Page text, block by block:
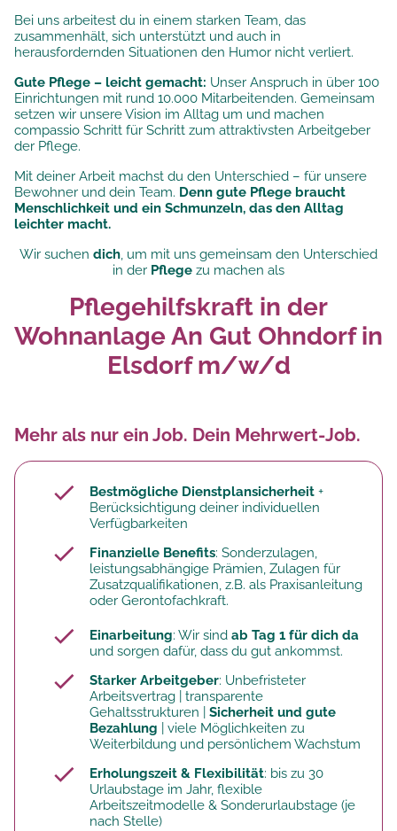
Bei uns arbeitest du in einem starken Team, das
zusammenhält, sich unterstützt und auch in
herausfordernden Situationen den Humor nicht verliert.
Gute Pflege – leicht gemacht: Unser Anspruch in über 100
Einrichtungen mit rund 10.000 Mitarbeitenden. Gemeinsam
setzen wir unsereVision im Alltag um und machen
compassio Schritt für Schritt zum attraktivsten Arbeitgeber
der Pflege.
Mit deiner Arbeit machst du den Unterschied – für unsere
Bewohner und dein Team. Denn gute Pflege braucht
Menschlichkeit und ein Schmunzeln, das den Alltag
leichter macht.
Wir suchen dich, um mit uns gemeinsam den Unterschied
in der Pflege zu machen als
Pflegehilfskraft in der
Wohnanlage An Gut Ohndorf in
Elsdorf m/w/d
Mehr als nur ein Job. Dein Mehrwert-Job.
Bestmögliche Dienstplansicherheit +
Berücksichtigung deiner individuellen
Verfügbarkeiten
Finanzielle Benefits: Sonderzulagen,
leistungsabhängige Prämien, Zulagen für
Zusatzqualifikationen, z.B. als Praxisanleitung
oder Gerontofachkraft.
Einarbeitung: Wir sind ab Tag 1 für dich da
und sorgen dafür, dass du gut ankommst.
Starker Arbeitgeber: Unbefristeter
Arbeitsvertrag | transparente
Gehaltsstrukturen | Sicherheit und gute
Bezahlung | viele Möglichkeiten zu
Weiterbildung und persönlichem Wachstum
Erholungszeit & Flexibilität: bis zu 30
Urlaubstage im Jahr, flexible
Arbeitszeitmodelle & Sonderurlaubstage (je
nach Stelle)